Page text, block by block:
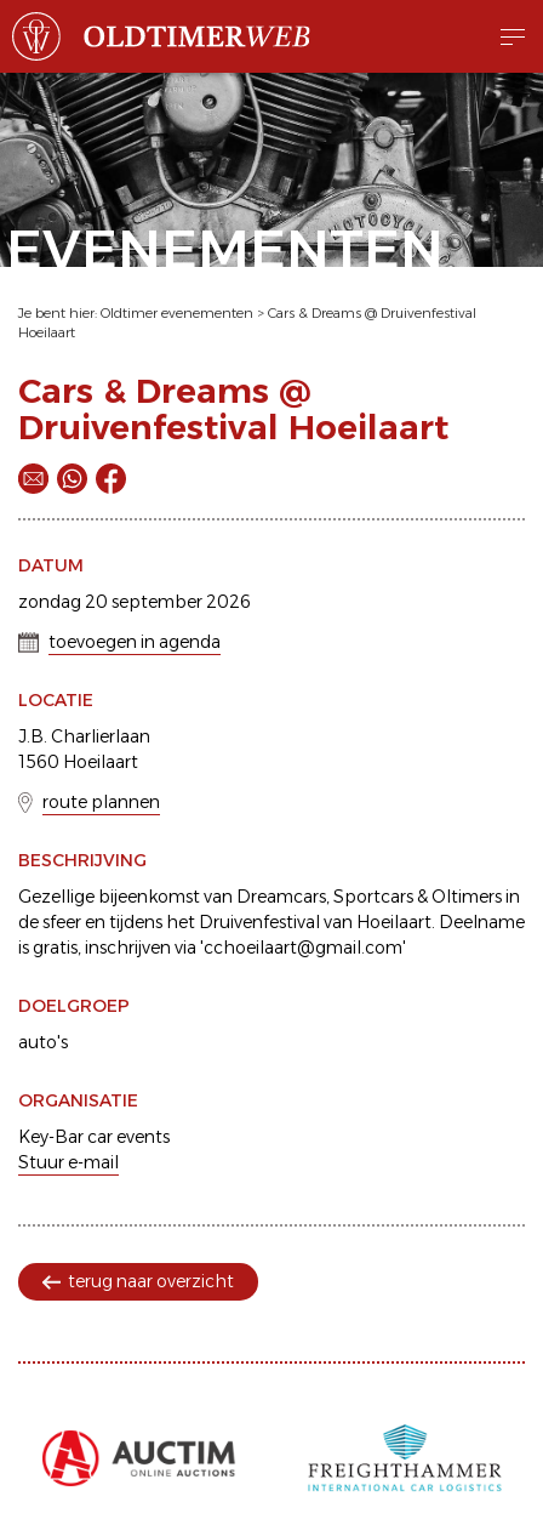
EVENEMENTEN
Je bent hier: Oldtimer evenementen > Cars & Dreams @ Druivenfestival
Hoeilaart
Cars & Dreams @
Druivenfestival Hoeilaart
DATUM
zondag 20 september 2026
toevoegen in agenda
LOCATIE
J.B. Charlierlaan
1560 Hoeilaart
route plannen
BESCHRIJVING
Gezellige bijeenkomst van Dreamcars, Sportcars & Oltimers in
de sfeer en tijdens het Druivenfestival van Hoeilaart. Deelname
is gratis, inschrijven via 'cchoeilaart@gmail.com'
DOELGROEP
auto's
ORGANISATIE
Key-Bar car events
Stuur e-mail
terug naar overzicht